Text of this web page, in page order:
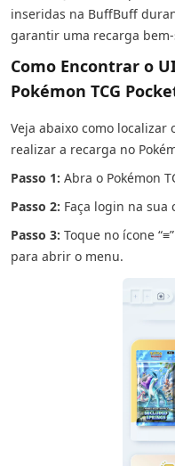
inseridas na BuffBuff
garantir uma recarga
Como Encontrar o
Pokémon TCG
Veja abaixo como localizar
realizar a recarga no
Passo 1: Abra o Pokémon
Passo 2: Faça login na sua
Passo 3: Toque no ícone
para abrir o menu.